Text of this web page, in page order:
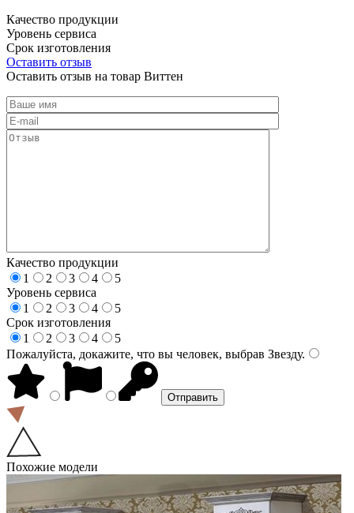
Качество продукции
Уровень сервиса
Срок изготовления
Оставить отзыв
Оставить отзыв на товар Виттен
Качество продукции
1
2 3 4
5
Уровень сервиса
1
2 3 4
5
Срок изготовления
1
2 3 4
5
Пожалуйста, докажите, что вы человек, выбрав Звезду.
Похожие модели